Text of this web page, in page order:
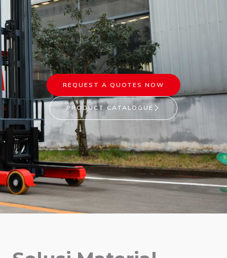
REQUEST A QUOTES NOW
PRODUCT CATALOGUE